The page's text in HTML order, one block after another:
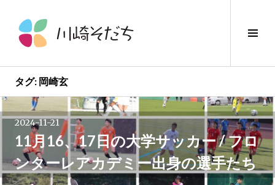
ツ
ス
キ
サ
切
り
替
え
タグ: 岡崎玄
2024-11-21
11月16、17日の大学サッカー / フロ
ンターレアカデミー出身の選手たち
投
稿
ナ